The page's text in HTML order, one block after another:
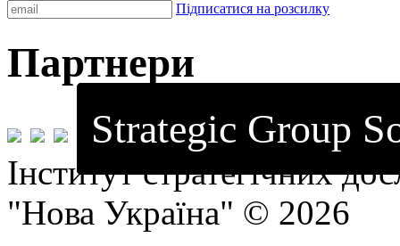
Підписатися на розсилку
Партнери
Strategic Group
Інститут стратегічних
"Нова Україна" © 2026